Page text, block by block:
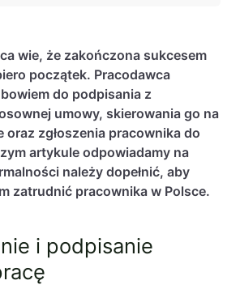
– wsparcie
poza granicami RP
prawne
wie, że zakończona sukcesem
początek. Pracodawca
do podpisania z
umowy, skierowania go na
oraz zgłoszenia pracownika do
artykule odpowiadamy na
należy dopełnić, aby
zatrudnić pracownika w Polsce.
i podpisanie